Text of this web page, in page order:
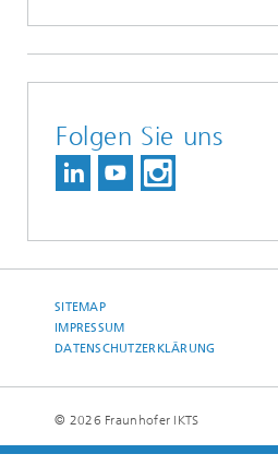
Folgen Sie uns
SITEMAP
IMPRESSUM
DATENSCHUTZERKLÄRUNG
© 2026 Fraunhofer IKTS